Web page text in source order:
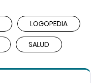
LOGOPEDIA
SALUD